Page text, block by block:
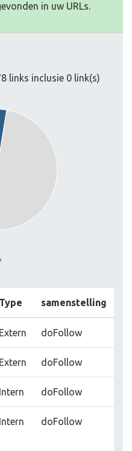
in uw URLs.
links inclusie 0 link(s)
Type samenstelling
Extern doFollow
Extern doFollow
Intern doFollow
Intern doFollow